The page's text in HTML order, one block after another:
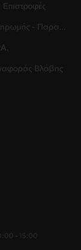
Βλάβης
- 15:00